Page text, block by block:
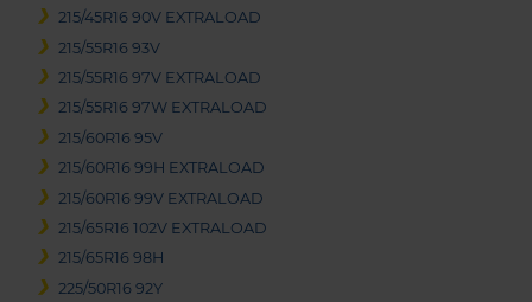
215/45R16 90V EXTRALOAD
215/55R16 93V
215/55R16 97V EXTRALOAD
215/55R16 97W EXTRALOAD
215/60R16 95V
215/60R16 99H EXTRALOAD
215/60R16 99V EXTRALOAD
215/65R16 102V EXTRALOAD
215/65R16 98H
225/50R16 92Y